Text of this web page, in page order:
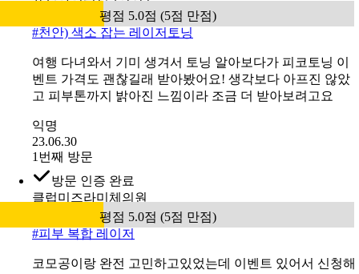
방문 인증 완료
유앤아이의원 천안점
#천안) 색소 잡는 레이저토닝
여행 다녀와서 기미 생겨서 토닝 알아보다가 피코토닝 이
고 피부톤까지 밝아진 느낌이라 조금 더 받아보려고요
익명
23.06.30
1번째 방문
방문 인증 완료
클럽미즈라미체의원
#피부 복합 레이저